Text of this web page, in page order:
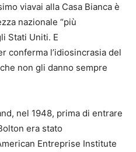
viavai alla Casa Bianca è
nazionale “più
Stati Uniti. E
conferma l’idiosincrasia del
non gli danno sempre
nel 1948, prima di entrare
era stato
Entreprise Institute